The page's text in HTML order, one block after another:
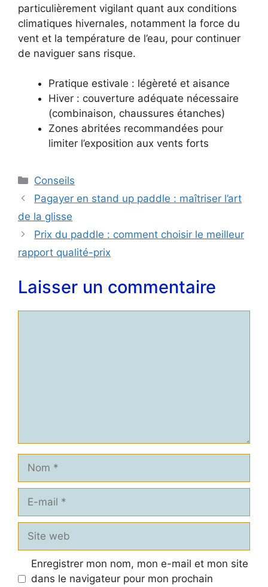
particulièrement vigilant quant aux conditions
climatiques hivernales, notamment la force du
vent et la température de l’eau, pour continuer
de naviguer sans risque.
Pratique estivale : légèreté et aisance
Hiver : couverture adéquate nécessaire
(combinaison, chaussures étanches)
Zones abritées recommandées pour
limiter l’exposition aux vents forts
Catégories
Conseils
Pagayer en stand up paddle : maîtriser l’art
de la glisse
Prix du paddle : comment choisir le meilleur
rapport qualité-prix
Laisser un commentaire
mail
web
Enregistrer mon nom, mon e-mail et mon site
dans le navigateur pour mon prochain